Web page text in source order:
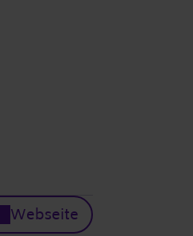
Webseite